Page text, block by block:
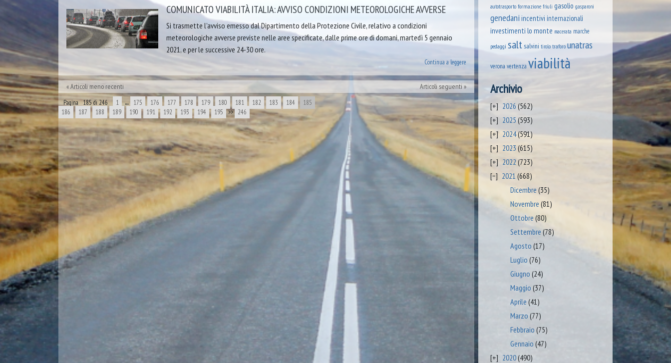
COMUNICATO VIABILITÀ ITALIA: AVVISO CONDIZIONI METEOROLOGICHE AVVERSE
Si trasmette l’avviso emesso dal Dipartimento della Protezione Civile, relativo a condizioni
meteorologiche avverse previste nelle aree specificate, dalle prime ore di domani, martedì 5 gennaio
2021, e per le successive 24-30 ore.
Continua a leggere
Articoli meno recenti Articoli seguenti
Pagina 185 di 246 1 ← 175 176 177 178 179 180 181 182 183 184
185
186
187 188 189 190 191 192 193 194 195 >> 246
autotrasporto formazione friuli gasolio gasparoni
genedani incentivi internazionali
investimenti lo monte macerata marche
pedaggi saltsalvini tirolo traforo unatras
verona vertenza viabilità
Archivio
2026 (562)
2025 (593)
2024(591)
2023 (615)
2022 (723)
2021 (668)
Dicembre (35)
Novembre (81)
Ottobre (80)
Settembre (78)
Agosto (17)
Luglio (76)
Giugno (24)
Maggio (37)
Aprile (41)
Marzo (77)
Febbraio (75)
Gennaio (47)
2020(490)